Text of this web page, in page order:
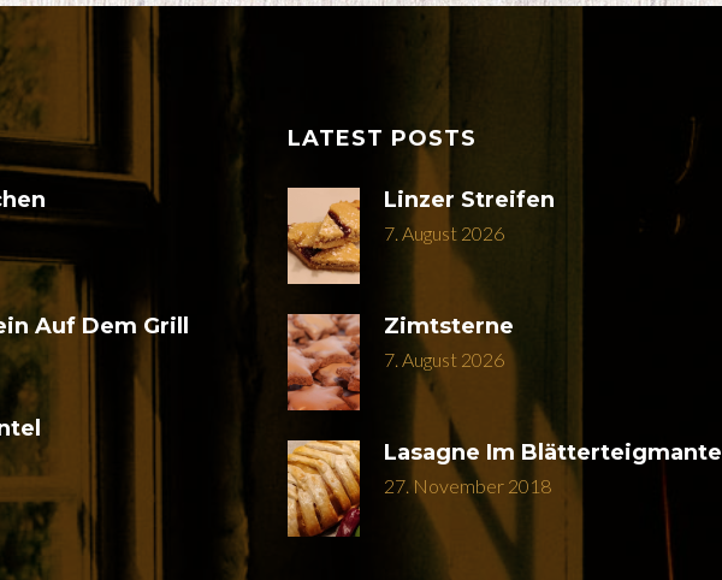
Auf Dem Grill
LATEST POSTS
Linzer Streifen
7. August 2026
Zimtsterne
7. August 2026
Lasagne Im Blätterteigmantel
27. November 2018